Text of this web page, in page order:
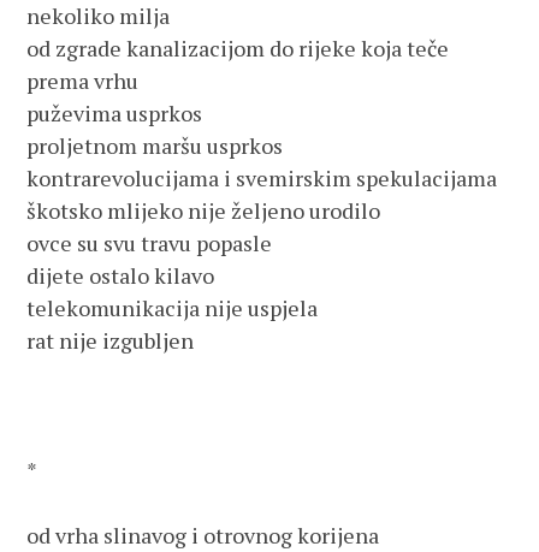
nekoliko milja
od zgrade kanalizacijom do rijeke koja teče
prema vrhu
puževima usprkos
proljetnom maršu usprkos
kontrarevolucijama i svemirskim spekulacijama
škotsko mlijeko nije željeno urodilo
ovce su svu travu popasle
dijete ostalo kilavo
telekomunikacija nije uspjela
rat nije izgubljen
*
od vrha slinavog i otrovnog korijena